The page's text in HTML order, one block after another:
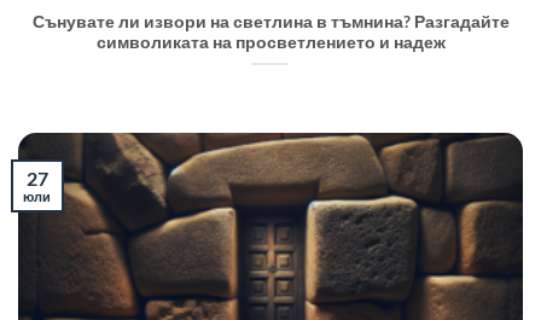
Сънувате ли извори на светлина в тъмнина? Разгадайте
символиката на просветлението и надеж
27
юли